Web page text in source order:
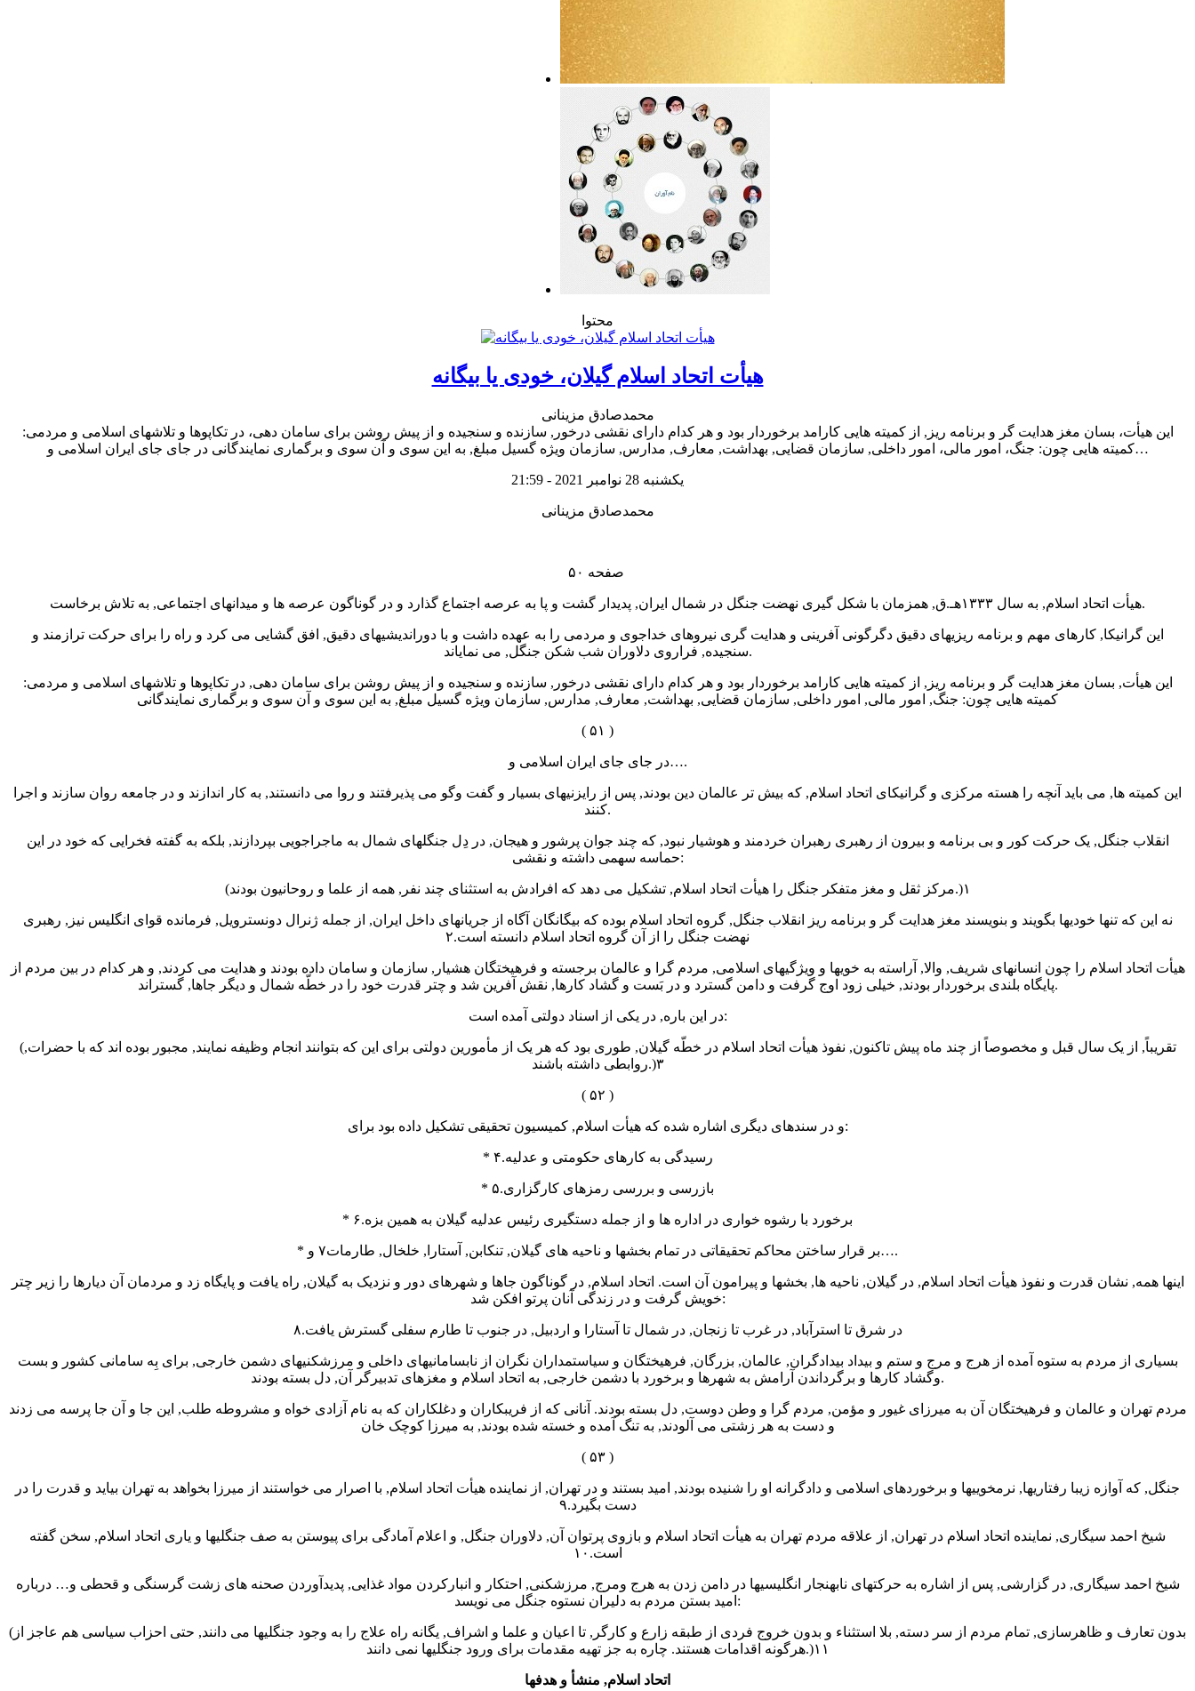
محتوا
هیأت اتحاد اسلام گیلان، خودی یا بیگانه
محمدصادق مزینانی
این هیأت، بسان مغز هدایت گر و برنامه ریز, از کمیته هایی کارامد برخوردار بود و هر کدام دارای نقشی درخور, سازنده و سنجیده و از پیش روشن برای سامان دهی، در تکاپوها و تلاشهای اسلامی و مردمی:
کمیته هایی چون: جنگ، امور مالی، امور داخلی, سازمان قضایی, بهداشت, معارف, مدارس, سازمان ویژه گسیل مبلغ, به این سوی و آن سوی و برگماری نمایندگانی در جای جای ایران اسلامی و…
یکشنبه 28 نوامبر 2021 - 21:59
محمدصادق مزینانی
هیأت اتحاد اسلام, به سال ۱۳۳۳هـ.ق, همزمان با شکل گیری نهضت جنگل در شمال ایران, پدیدار گشت و پا به عرصه اجتماع گذارد و در گوناگون عرصه ها و میدانهای اجتماعی, به تلاش برخاست.
این گرانیکا, کارهای مهم و برنامه ریزیهای دقیق دگرگونی آفرینی و هدایت گری نیروهای خداجوی و مردمی را به عهده داشت و با دوراندیشیهای دقیق, افق گشایی می کرد و راه را برای حرکت ترازمند و
سنجیده, فراروی دلاوران شب شکن جنگل, می نمایاند.
این هیأت, بسان مغز هدایت گر و برنامه ریز, از کمیته هایی کارامد برخوردار بود و هر کدام دارای نقشی درخور, سازنده و سنجیده و از پیش روشن برای سامان دهی, در تکاپوها و تلاشهای اسلامی و مردمی:
کمیته هایی چون: جنگ, امور مالی, امور داخلی, سازمان قضایی, بهداشت, معارف, مدارس, سازمان ویژه گسیل مبلغ, به این سوی و آن سوی و برگماری نمایندگانی
( ۵۱ )
در جای جای ایران اسلامی و….
این کمیته ها, می باید آنچه را هسته مرکزی و گرانیکای اتحاد اسلام, که بیش تر عالمان دین بودند, پس از رایزنیهای بسیار و گفت وگو می پذیرفتند و روا می دانستند, به کار اندازند و در جامعه روان سازند و اجرا
کنند.
انقلاب جنگل, یک حرکت کور و بی برنامه و بیرون از رهبری رهبران خردمند و هوشیار نبود, که چند جوان پرشور و هیجان, در دِل جنگلهای شمال به ماجراجویی بپردازند, بلکه به گفته فخرایی که خود در این
حماسه سهمی داشته و نقشی:
(مرکز ثقل و مغز متفکر جنگل را هیأت اتحاد اسلام, تشکیل می دهد که افرادش به استثنای چند نفر, همه از علما و روحانیون بودند.)۱
نه این که تنها خودیها بگویند و بنویسند مغز هدایت گر و برنامه ریز انقلاب جنگل, گروه اتحاد اسلام بوده که بیگانگان آگاه از جریانهای داخل ایران, از جمله ژنرال دونسترویل, فرمانده قوای انگلیس نیز, رهبری
نهضت جنگل را از آن گروه اتحاد اسلام دانسته است.۲
هیأت اتحاد اسلام را چون انسانهای شریف, والا, آراسته به خویها و ویژگیهای اسلامی, مردم گرا و عالمان برجسته و فرهیختگان هشیار, سازمان و سامان داده بودند و هدایت می کردند, و هر کدام در بین مردم از
پایگاه بلندی برخوردار بودند, خیلی زود اوج گرفت و دامن گسترد و در بَست و گشاد کارها, نقش آفرین شد و چتر قدرت خود را در خطّه شمال و دیگر جاها, گستراند.
در این باره, در یکی از اسناد دولتی آمده است:
(تقریباً, از یک سال قبل و مخصوصاً از چند ماه پیش تاکنون, نفوذ هیأت اتحاد اسلام در خطّه گیلان, طوری بود که هر یک از مأمورین دولتی برای این که بتوانند انجام وظیفه نمایند, مجبور بوده اند که با حضرات,
روابطی داشته باشند.)۳
( ۵۲ )
و در سندهای دیگری اشاره شده که هیأت اسلام, کمیسیون تحقیقی تشکیل داده بود برای:
* رسیدگی به کارهای حکومتی و عدلیه.۴
* بازرسی و بررسی رمزهای کارگزاری.۵
* برخورد با رشوه خواری در اداره ها و از جمله دستگیری رئیس عدلیه گیلان به همین بزه.۶
* بر قرار ساختن محاکم تحقیقاتی در تمام بخشها و ناحیه های گیلان, تنکابن, آستارا, خلخال, طارمات۷ و….
اینها همه, نشان قدرت و نفوذ هیأت اتحاد اسلام, در گیلان, ناحیه ها, بخشها و پیرامون آن است. اتحاد اسلام, در گوناگون جاها و شهرهای دور و نزدیک به گیلان, راه یافت و پایگاه زد و مردمان آن دیارها را زیر چتر
خویش گرفت و در زندگی آنان پرتو افکن شد:
در شرق تا استرآباد, در غرب تا زنجان, در شمال تا آستارا و اردبیل, در جنوب تا طارم سفلی گسترش یافت.۸
بسیاری از مردم به ستوه آمده از هرج و مرج و ستم و بیداد بیدادگران, عالمان, بزرگان, فرهیختگان و سیاستمداران نگران از نابسامانیهای داخلی و مرزشکنیهای دشمن خارجی, برای بِه سامانی کشور و بست
وگشاد کارها و برگرداندن آرامش به شهرها و برخورد با دشمن خارجی, به اتحاد اسلام و مغزهای تدبیرگر آن, دل بسته بودند.
مردم تهران و عالمان و فرهیختگان آن به میرزای غیور و مؤمن, مردم گرا و وطن دوست, دل بسته بودند. آنانی که از فریبکاران و دغلکاران که به نام آزادی خواه و مشروطه طلب, این جا و آن جا پرسه می زدند
و دست به هر زشتی می آلودند, به تنگ آمده و خسته شده بودند, به میرزا کوچک خان
( ۵۳ )
جنگل, که آوازه زیبا رفتاریها, نرمخوییها و برخوردهای اسلامی و دادگرانه او را شنیده بودند, امید بستند و در تهران, از نماینده هیأت اتحاد اسلام, با اصرار می خواستند از میرزا بخواهد به تهران بیاید و قدرت را در
دست بگیرد.۹
شیخ احمد سیگاری, نماینده اتحاد اسلام در تهران, از علاقه مردم تهران به هیأت اتحاد اسلام و بازوی پرتوان آن, دلاوران جنگل, و اعلام آمادگی برای پیوستن به صف جنگلیها و یاری اتحاد اسلام, سخن گفته
است.۱۰
شیخ احمد سیگاری, در گزارشی, پس از اشاره به حرکتهای نابهنجار انگلیسیها در دامن زدن به هرج ومرج, مرزشکنی, احتکار و انبارکردن مواد غذایی, پدیدآوردن صحنه های زشت گرسنگی و قحطی و… درباره
امید بستن مردم به دلیران نستوه جنگل می نویسد:
(بدون تعارف و ظاهرسازی, تمام مردم از سر دسته, بلا استثناء و بدون خروج فردی از طبقه زارع و کارگر, تا اعیان و علما و اشراف, یگانه راه علاج را به وجود جنگلیها می دانند, حتی احزاب سیاسی هم عاجز از
هرگونه اقدامات هستند. چاره به جز تهیه مقدمات برای ورود جنگلیها نمی دانند.)۱۱
اتحاد اسلام, منشأ و هدفها